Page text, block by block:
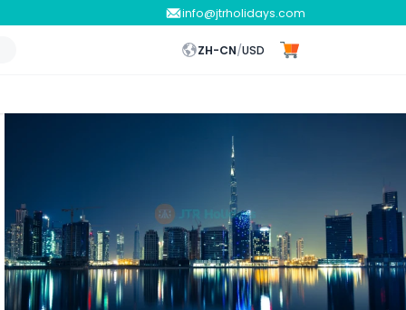
info@jtrholidays.com
ZH-CN/USD